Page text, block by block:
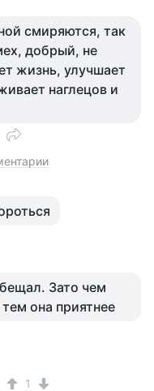
смиряются, так
добрый, не
жизнь, улучшает
наглецов и
Зато чем
она приятнее
1